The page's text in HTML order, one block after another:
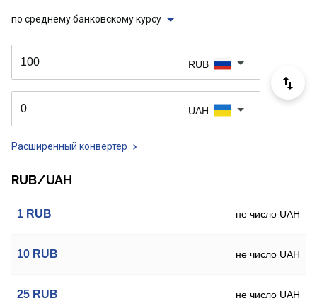
по среднему банковскому курсу
RUB
UAH
Расширенный конвертер
RUB/UAH
1 RUB не число UAH
10 RUB не число UAH
25 RUB не число UAH